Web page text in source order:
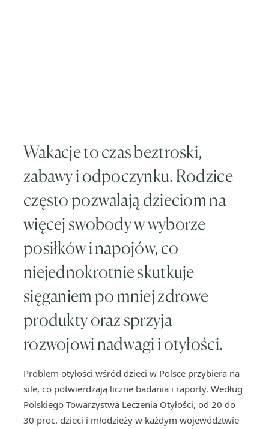
Wakacje to czas beztroski,
zabawy i odpoczynku. Rodzice
często pozwalają dzieciom na
więcej swobody w wyborze
posiłków i napojów, co
niejednokrotnie skutkuje
sięganiem po mniej zdrowe
produkty oraz sprzyja
rozwojowi nadwagi i otyłości.
Problem otyłości wśród dzieci w Polsce przybiera na
sile, co potwierdzają liczne badania i raporty. Według
Polskiego Towarzystwa Leczenia Otyłości, od 20 do
30 proc. dzieci i młodzieży w każdym województwie